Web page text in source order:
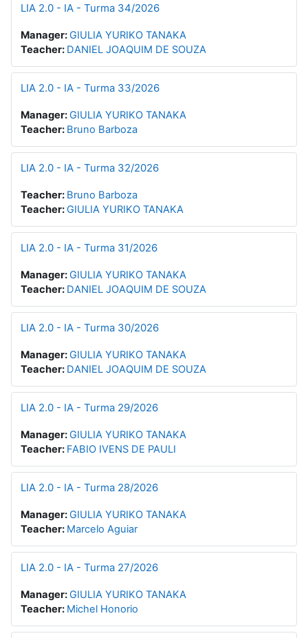
LIA 2.0 - IA - Turma 34/2026
Manager:GIULIA YURIKO TANAKA
Teacher: DANIEL JOAQUIM DE SOUZA
LIA 2.0 - IA - Turma 33/2026
Manager:GIULIA YURIKO TANAKA
Teacher: Bruno Barboza
LIA 2.0 - IA - Turma 32/2026
Teacher: Bruno Barboza
Teacher:GIULIA YURIKO TANAKA
LIA 2.0 - IA - Turma 31/2026
Manager:GIULIA YURIKO TANAKA
Teacher: DANIEL JOAQUIM DE SOUZA
LIA 2.0 - IA - Turma 30/2026
Manager:GIULIA YURIKO TANAKA
Teacher: DANIEL JOAQUIM DE SOUZA
LIA 2.0 - IA - Turma 29/2026
Manager:GIULIA YURIKO TANAKA
Teacher: FABIO IVENS DE PAULI
LIA 2.0 - IA - Turma 28/2026
Manager:GIULIA YURIKO TANAKA
Teacher: Marcelo Aguiar
LIA 2.0 - IA - Turma 27/2026
Manager:GIULIA YURIKO TANAKA
Teacher: Michel Honorio